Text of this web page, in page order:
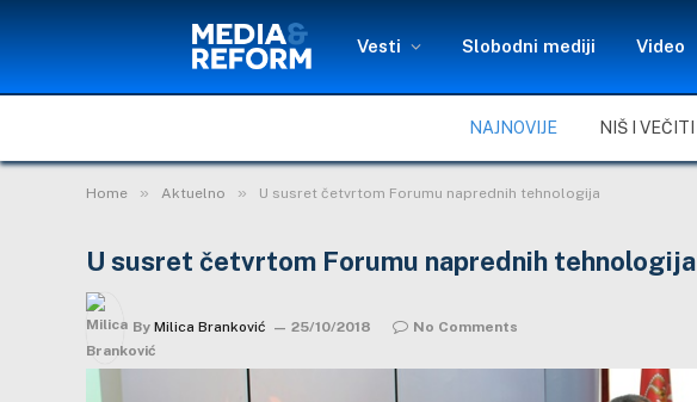
Vesti Slobodni mediji Video
NAJNOVIJE
Home » Aktuelno » U susret četvrtom Forumu naprednih tehnologija
U susret četvrtom Forumu naprednih tehnologija
By Milica Branković 25/10/2018 No Comments